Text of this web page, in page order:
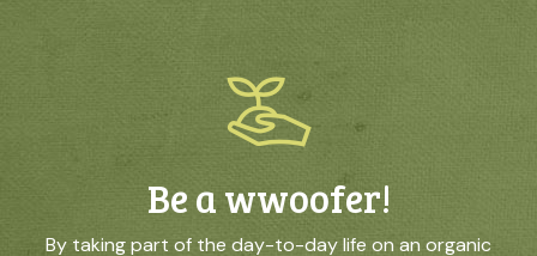
Be a wwoofer!
By taking part of the day-to-day life on an organic